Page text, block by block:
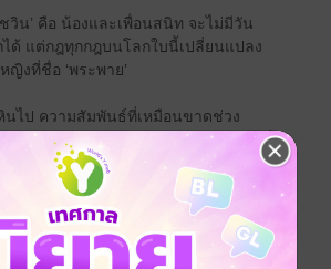
ชวิน’ คือ น้องและเพื่อนสนิท จะไม่มีวัน
ได้ แต่กฎทุกกฎบนโลกใบนี้เปลี่ยนแปลง
ญิงที่ชื่อ ‘พระพาย’
นไป ความสัมพันธ์ที่เหมือนขาดช่วง
เผลอลืมเลือนพระพายน้องสาวข้างบ้านที่
อจะลืมพี่ชายที่แสนดีคนนี้ได้เลย หากแต่
ำให้ความรักที่เธอเคยมี อาจจะแปร
กลียด
เคยแยแสใคร ไม่เคยใส่ใจ ไม่เคยสนใจ